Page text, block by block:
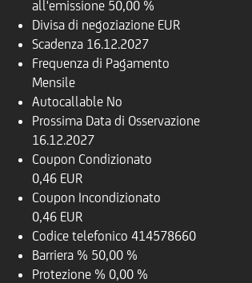
all'emissione 50,00 %
Divisa di negoziazione EUR
Scadenza 16.12.2027
Frequenza di Pagamento
Mensile
Autocallable No
Prossima Data di Osservazione
16.12.2027
Coupon Condizionato
0,46 EUR
Coupon Incondizionato
0,46 EUR
Codice telefonico 414578660
Barriera % 50,00 %
Protezione % 0,00 %